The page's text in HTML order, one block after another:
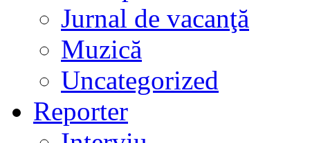
Jurnal de vacanţă
Muzică
Uncategorized
Reporter